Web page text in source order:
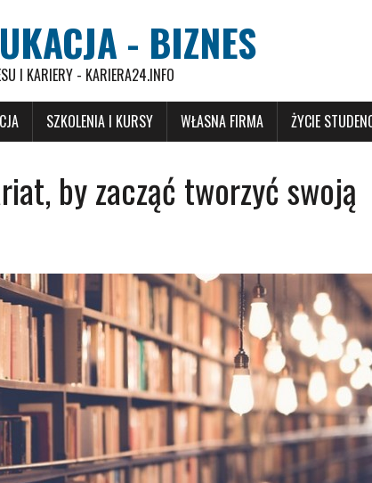
- BIZNES
I KARIERY - KARIERA24.INFO
SZKOLENIA I KURSY WŁASNA FIRMA ŻYCIE
by zacząć tworzyć swoją